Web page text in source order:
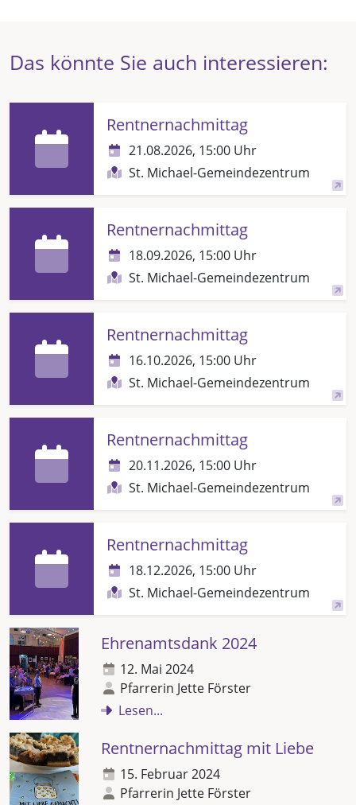
Das könnte Sie auch interessieren:
Rentnernachmittag
21.08.2026, 15:00 Uhr
St. Michael-Gemeindezentrum
Rentnernachmittag
18.09.2026, 15:00 Uhr
St. Michael-Gemeindezentrum
Rentnernachmittag
16.10.2026, 15:00 Uhr
St. Michael-Gemeindezentrum
Rentnernachmittag
20.11.2026, 15:00 Uhr
St. Michael-Gemeindezentrum
Rentnernachmittag
18.12.2026, 15:00 Uhr
St. Michael-Gemeindezentrum
Ehrenamtsdank 2024
12. Mai 2024
Pfarrerin Jette Förster
Lesen...
Rentnernachmittag mit Liebe
15. Februar 2024
Pfarrerin Jette Förster